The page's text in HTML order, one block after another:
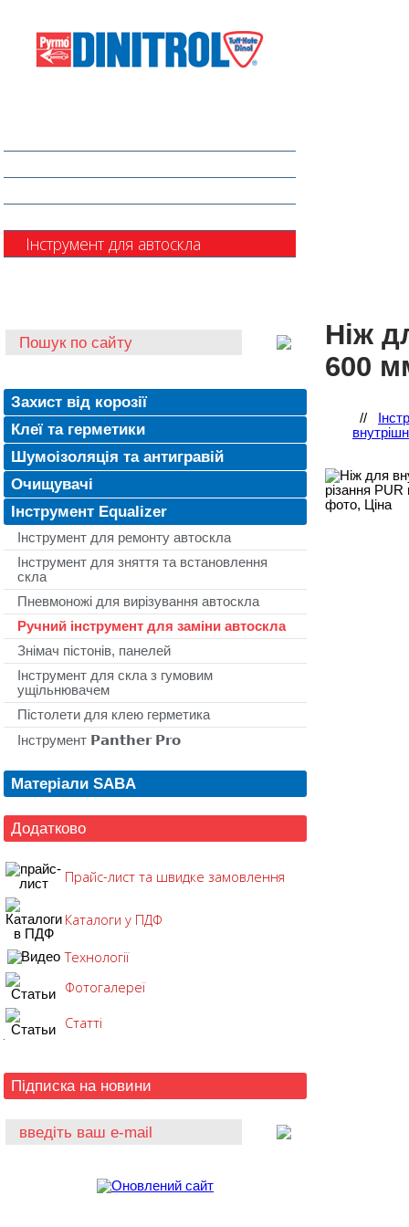
Інструмент для автоскла
Захист від корозії
Клеї та герметики
Шумоізоляція та антигравій
Очищувачі
Інструмент Equalizer
Інструмент для ремонту автоскла
Інструмент для зняття та встановлення
скла
Пневмоножі для вирізування автоскла
Ручний інструмент для заміни автоскла
Знімач пістонів, панелей
Інструмент для скла з гумовим
ущільнювачем
Пістолети для клею герметика
Інструмент 𝗣𝗮𝗻𝘁𝗵𝗲𝗿 𝗣𝗿𝗼
Матеріали SABA
Додатково
Прайс-лист та швидке замовлення
Каталоги у ПДФ
Технології
Фотогалереї
Статті
Підписка на новини
Ніж
600
//